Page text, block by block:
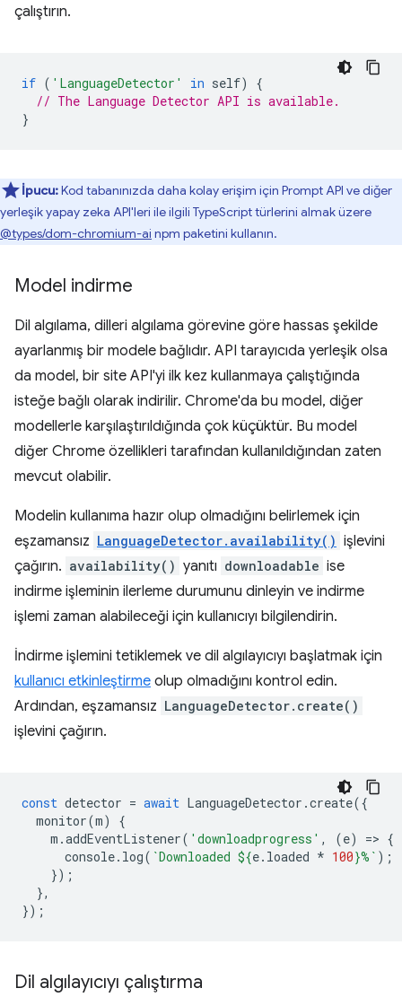
çalıştırın.
if ( 'LanguageDetector' in self)
{
// The Language Detector API is available.
}
İpucu:Kod tabanınızda daha kolay erişim için Prompt API ve diğer
yerleşik yapay zeka API'leri ile ilgili TypeScript türlerini almak üzere
@types/dom-chromium-ai npm paketini kullanın.
Model indirme
Dil algılama, dilleri algılama görevine göre hassas şekilde
ayarlanmış bir modele bağlıdır. API tarayıcıda yerleşik olsa
da model, bir site API'yi ilk kez kullanmaya çalıştığında
isteğe bağlı olarak indirilir. Chrome'da bu model, diğer
modellerle karşılaştırıldığında çok küçüktür. Bu model
diğer Chrome özellikleri tarafından kullanıldığından zaten
mevcut olabilir.
Modelin kullanıma hazır olup olmadığını belirlemek için
eşzamansız LanguageDetector.availability() işlevini
çağırın. availability() yanıtı downloadable ise
indirme işleminin ilerleme durumunu dinleyin ve indirme
işlemi zaman alabileceği için kullanıcıyı bilgilendirin.
İndirme işlemini tetiklemek ve dil algılayıcıyı başlatmak için
kullanıcı etkinleştirme olup olmadığını kontrol edin.
Ardından, eşzamansız LanguageDetector.create()
işlevini çağırın.
const detector = await LanguageDetector .create({
monitor(m)
{
m .addEventListener( 'downloadprogress' , (e) => {
console. log( `Downloaded ${e. loaded * 100}%` );
});
},
});
Dil algılayıcıyı çalıştırma